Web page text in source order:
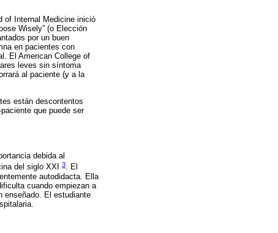
of Internal Medicine inició
Wisely” (o Elección
por un buen
en pacientes con
El American College of
leves sin síntoma
al paciente (y a la
están descontentos
que puede ser
debida al
del siglo XXI
3. El
autodidacta. Ella
cuando empiezan a
enseñado. El estudiante